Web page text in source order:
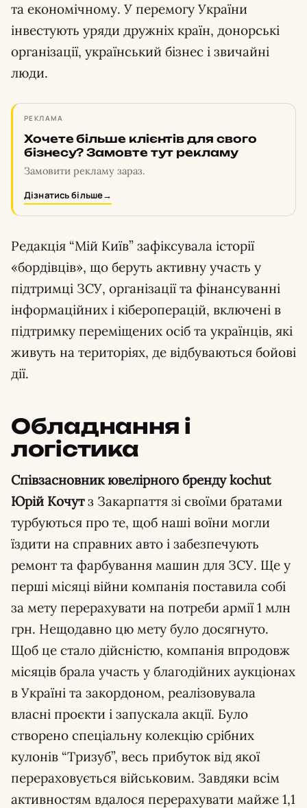
та економічному. У перемогу України
інвестують уряди дружніх країн, донорські
організації, український бізнес і звичайні
люди.
РЕКЛАМА
Хочете більше клієнтів для свого
бізнесу? Замовте тут рекламу
Замовити рекламу зараз.
Дізнатись більше→
Редакція “Мій Київ” зафіксувала історії
«бордівців», що беруть активну участь у
підтримці ЗСУ, організації та фінансуванні
інформаційних і кібероперацій, включені в
підтримку переміщених осіб та українців, які
живуть на територіях, де відбуваються бойові
дії.
Обладнання і
логістика
Співзасновник ювелірного бренду kochut
Юрій Кочутз Закарпаття зі своїми братами
турбуються про те, щоб наші воїни могли
їздити на справних авто і забезпечують
ремонт та фарбування машин для ЗСУ. Ще у
перші місяці війни компанія поставила собі
за мету перерахувати на потреби армії 1 млн
грн. Нещодавно цю мету було досягнуто.
Щоб це стало дійсністю, компанія впродовж
місяців брала участь у благодійних аукціонах
в Україні та закордоном, реалізовувала
власні проєкти і запускала акції. Було
створено спеціальну колекцію срібних
кулонів “Тризуб”, весь прибуток від якої
перераховується військовим. Завдяки всім
активностям вдалося перерахувати майже 1,1